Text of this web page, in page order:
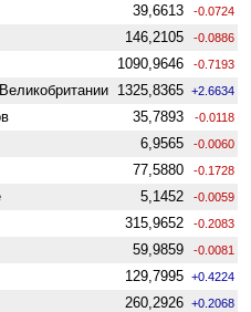
39,6613 -0.0724
146,2105 -0.0886
1090,9646 -0.7193
1325,8365 +2.6634
35,7893 -0.0118
6,9565 -0.0060
77,5880 -0.1728
5,1452 -0.0059
315,9652 -0.2083
59,9859 -0.0081
129,7995 +0.4224
260,2926 +0.2068